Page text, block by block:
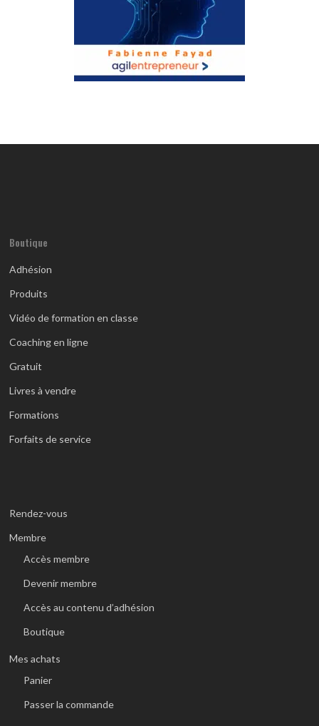
Boutique
Adhésion
Produits
Vidéo de formation en classe
Coaching en ligne
Gratuit
Livres à vendre
Formations
Forfaits de service
Rendez-vous
Membre
Accès membre
Devenir membre
Accès au contenu d’adhésion
Boutique
Mes achats
Panier
Passer la commande